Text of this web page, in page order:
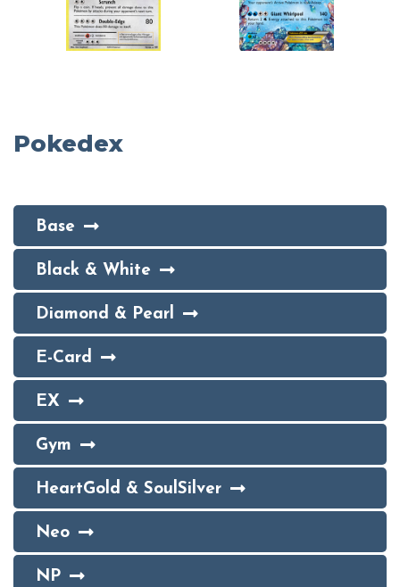
Pokedex
Base
Black & White
Diamond & Pearl
E-Card
EX
Gym
HeartGold & SoulSilver
Neo
NP